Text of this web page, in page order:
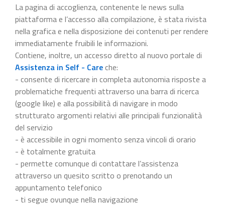
La pagina di accoglienza, contenente le news sulla
piattaforma e l’accesso alla compilazione, è stata rivista
nella grafica e nella disposizione dei contenuti per rendere
immediatamente fruibili le informazioni.
Contiene, inoltre, un accesso diretto al nuovo portale di
Assistenza in Self - Careche:
- consente di ricercare in completa autonomia risposte a
problematiche frequenti attraverso una barra di ricerca
(google like) e alla possibilità di navigare in modo
strutturato argomenti relativi alle principali funzionalità
del servizio
- è accessibile in ogni momento senza vincoli di orario
- è totalmente gratuita
- permette comunque di contattare l’assistenza
attraverso un quesito scritto o prenotando un
appuntamento telefonico
- ti segue ovunque nella navigazione